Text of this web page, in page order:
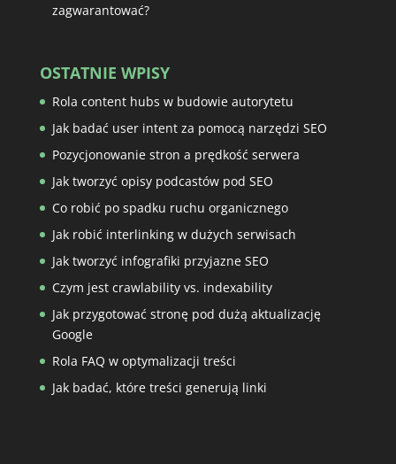
zagwarantować?
OSTATNIE WPISY
Rola content hubs w budowie autorytetu
Jak badać user intent za pomocą narzędzi SEO
Pozycjonowanie stron a prędkość serwera
Jak tworzyć opisy podcastów pod SEO
Co robić po spadku ruchu organicznego
Jak robić interlinking w dużych serwisach
Jak tworzyć infografiki przyjazne SEO
Czym jest crawlability vs. indexability
Jak przygotować stronę pod dużą aktualizację
Google
Rola FAQ w optymalizacji treści
Jak badać, które treści generują linki